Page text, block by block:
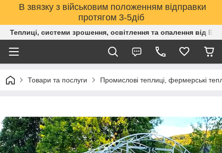
В звязку з військовим положенням відправки
протягом 3-5діб
Теплиці, системи зрошення, освітлення та опалення від
Товари та послуги Промислові теплиці, фермерські